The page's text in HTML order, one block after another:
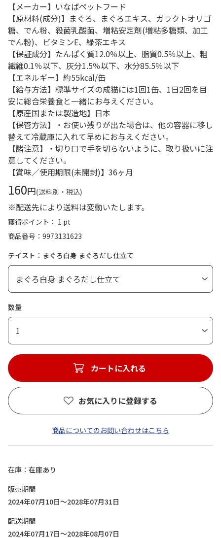
【メーカー】いなばペットフード
【原材料(成分)】まぐろ、まぐろエキス、ガラクトオリゴ
糖、でん粉、殺菌乳酸菌、増粘安定剤(増粘多糖類、加工
でん粉)、ビタミンE、緑茶エキス
【保証成分】たんぱく質12.0％以上、脂質0.5％以上、粗
繊維0.1％以下、灰分1.5％以下、水分85.5％以下
【エネルギー】約55kcal/缶
【給与方法】標準サイズの成猫には1回1缶、1日2回を目
安に総合栄養食と一緒にお与えください。
【原産国または製造地】日本
【保管方法】・お使い残りが出た場合は、他の容器に移し
替えて冷蔵庫に入れて早めにお与えください。
【諸注意】・切り口で手を切らないように、取り扱いに注
意してください。
【賞味／使用期限(未開封)】36ヶ月
160円(送料別・税込)
※配送先により送料は変動いたします。
獲得ポイント： 1 pt
商品番号
9973131623
テイスト：まぐろ白身 まぐろだし仕立て
数量
1
カートに入れる
お気に入りに登録する
商品についてのお問い合わせはこちら
在庫
在庫あり
販売期間
2024年07月10日～2028年07月31日
配送期間
2024年07月17日～2028年08月07日